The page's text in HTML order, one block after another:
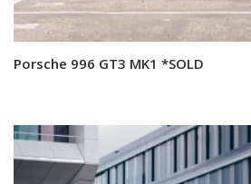
Read more
Porsche 996 GT3 MK1 *SOLD